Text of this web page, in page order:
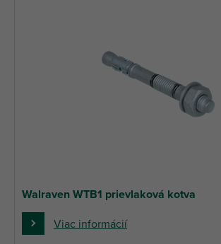
Walraven WTB1 prievlaková kotva
Viac informácií